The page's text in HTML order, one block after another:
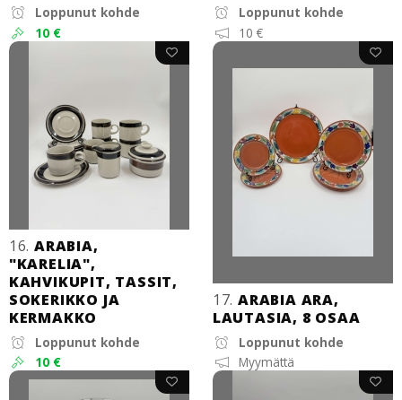
Loppunut kohde
10 €
Loppunut kohde
10 €
16. ARABIA,
"KARELIA",
KAHVIKUPIT, TASSIT,
SOKERIKKO JA
KERMAKKO
Loppunut kohde
10 €
17. ARABIA ARA,
LAUTASIA, 8 OSAA
Loppunut kohde
Myymättä